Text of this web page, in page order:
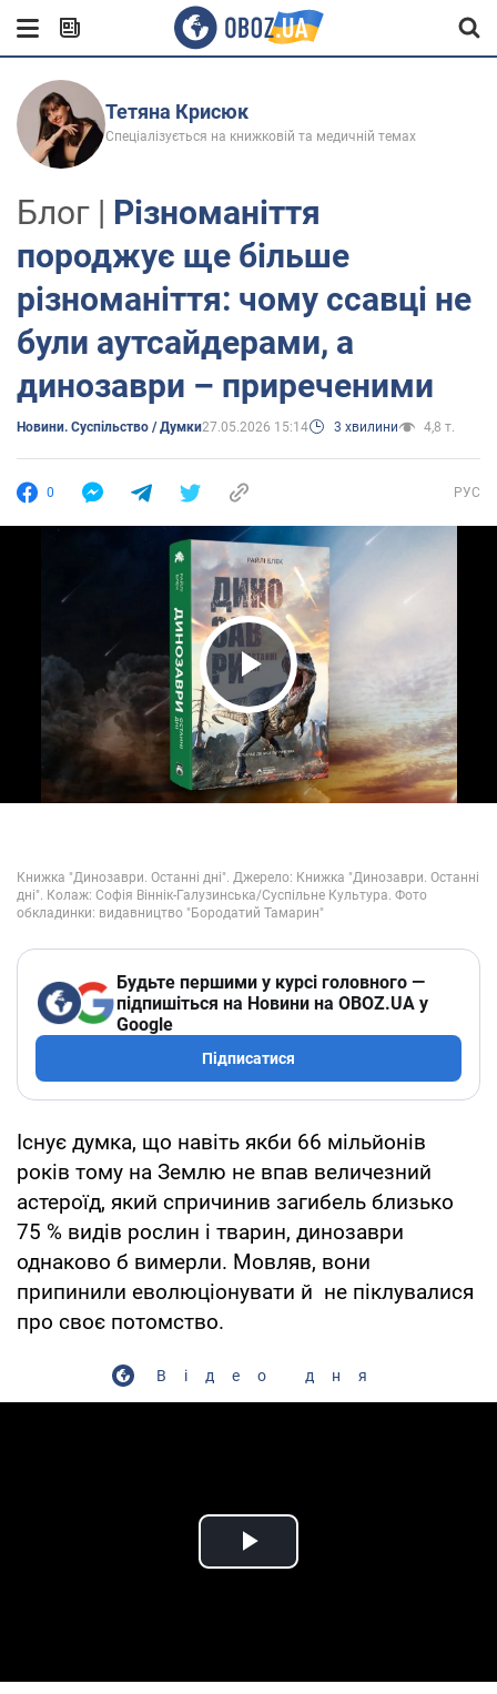
Тетяна Крисюк
Спеціалізується на книжковій та медичній темах
Блог | Різноманіття
породжує ще більше
різноманіття: чому ссавці не
були аутсайдерами, а
динозаври – приреченими
Новини. Суспільство / Думки27.05.2026 15:14 3 хвилини 4,8 т.
0 РУС
Play Video
Будьте першими у курсі головного —
підпишіться на Новини на OBOZ.UA у
Google
Підписатися
Існує думка, що навіть якби 66 мільйонів
років тому на Землю не впав величезний
астероїд, який спричинив загибель близько
75 % видів рослин і тварин, динозаври
однаково б вимерли. Мовляв, вони
припинили еволюціонувати й не піклувалися
про своє потомство.
Відео дня
Play Video